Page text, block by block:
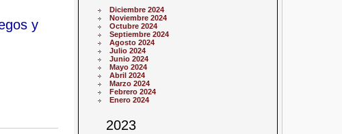
y
Diciembre 2024
Noviembre 2024
Octubre 2024
Septiembre 2024
Agosto 2024
Julio 2024
Junio 2024
Mayo 2024
Abril 2024
Marzo 2024
Febrero 2024
Enero 2024
2023